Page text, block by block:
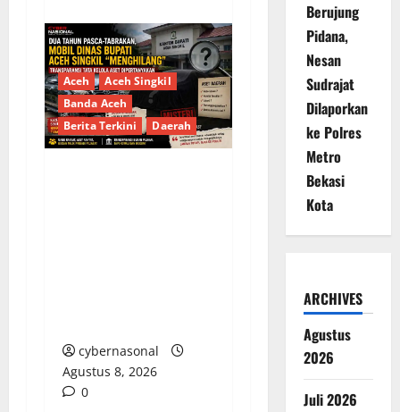
Aceh
Aceh Singkil
Banda Aceh
Berita Terkini
Daerah
cybernasonal
Agustus 8, 2026
0
Berujung
Pidana,
Nesan
Sudrajat
Dilaporkan
ke Polres
Metro
Bekasi
Kota
ARCHIVES
Agustus
2026
Juli 2026